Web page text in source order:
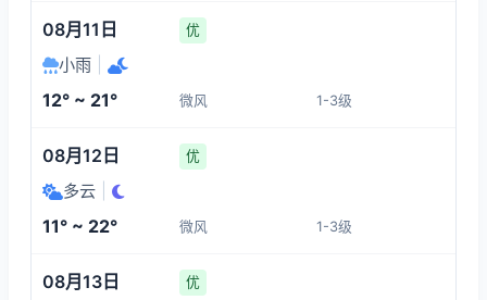
08月11日 优
小雨
12° ~ 21° 微风 1-3级
08月12日 优
多云
11° ~ 22° 微风 1-3级
08月13日 优